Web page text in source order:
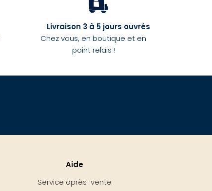
Livraison 3 à 5 jours ouvrés
Chez vous, en boutique et en
point relais !
Aide
Service après-vente